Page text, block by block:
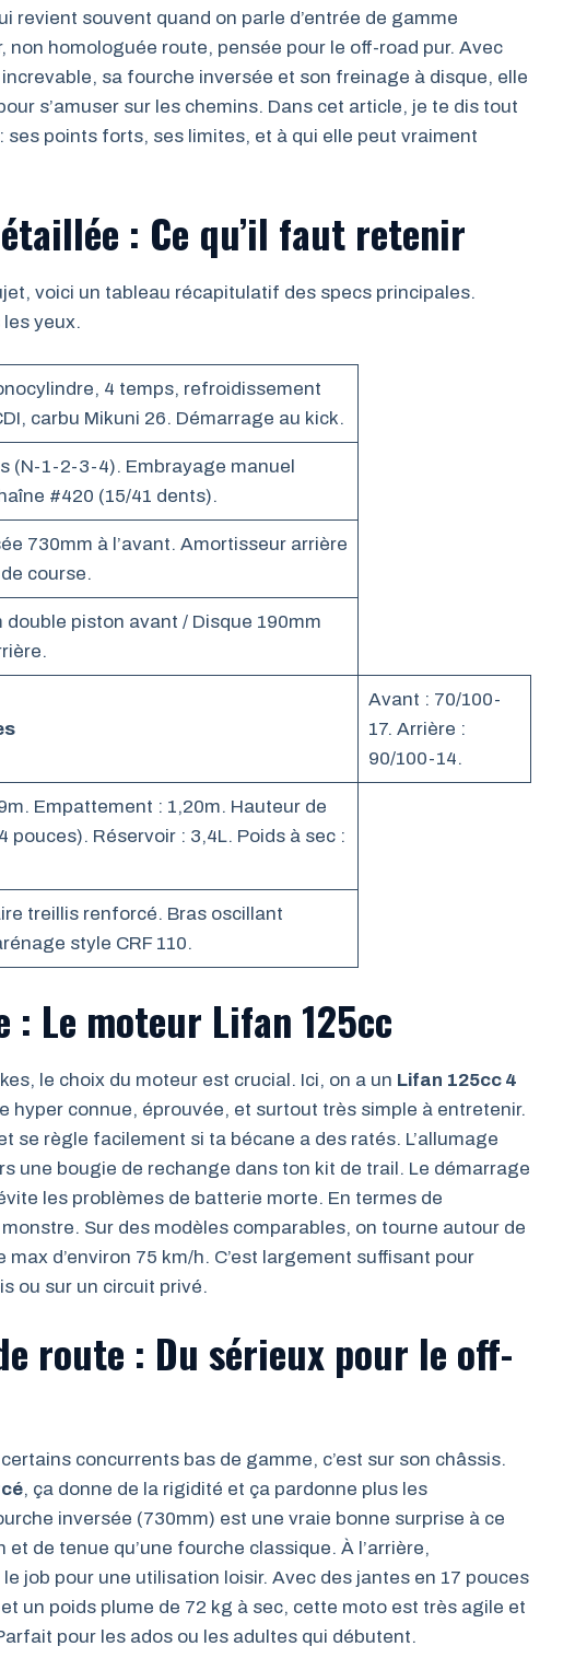
revient souvent quand on parle d’entrée de gamme
non homologuée route, pensée pour le off-road pur. Avec
sa fourche inversée et son freinage à disque, elle
s’amuser sur les chemins. Dans cet article, je te dis tout
ses points forts, ses limites, et à qui elle peut vraiment
: Ce qu’il faut retenir
voici un tableau récapitulatif des specs principales.
les yeux.
4 temps, refroidissement
carbu Mikuni 26. Démarrage au kick.
(N-1-2-3-4). Embrayage manuel
#420 (15/41 dents).
730mm à l’avant. Amortisseur arrière
course.
double piston avant / Disque 190mm
Avant : 70/100-
17. Arrière :
90/100-14.
Empattement : 1,20m. Hauteur de
pouces). Réservoir : 3,4L. Poids à sec :
treillis renforcé. Bras oscillant
style CRF 110.
Le moteur Lifan 125cc
le choix du moteur est crucial. Ici, on a un Lifan 125cc 4
hyper connue, éprouvée, et surtout très simple à entretenir.
se règle facilement si ta bécane a des ratés. L’allumage
une bougie de rechange dans ton kit de trail. Le démarrage
les problèmes de batterie morte. En termes de
Sur des modèles comparables, on tourne autour de
d’environ 75 km/h. C’est largement suffisant pour
ou sur un circuit privé.
route : Du sérieux pour le off-
concurrents bas de gamme, c’est sur son châssis.
, ça donne de la rigidité et ça pardonne plus les
inversée (730mm) est une vraie bonne surprise à ce
de tenue qu’une fourche classique. À l’arrière,
job pour une utilisation loisir. Avec des jantes en 17 pouces
et un poids plume de 72 kg à sec, cette moto est très agile et
pour les ados ou les adultes qui débutent.